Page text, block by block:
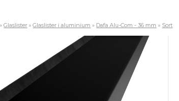
»Glaslister »Glaslister i aluminium » Dafa Alu-Com - 36 mm » Sort